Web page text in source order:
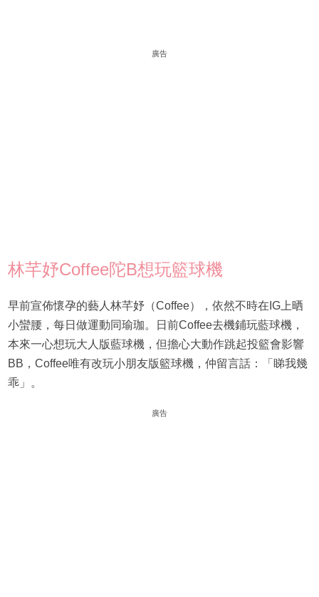
廣告
林芊妤Coffee陀B想玩籃球機
早前宣佈懷孕的藝人林芊妤（Coffee），依然不時在IG上晒
小蠻腰，每日做運動同瑜珈。日前Coffee去機鋪玩藍球機，
本來一心想玩大人版藍球機，但擔心大動作跳起投籃會影響
BB，Coffee唯有改玩小朋友版籃球機，仲留言話：「睇我幾
乖」。
廣告